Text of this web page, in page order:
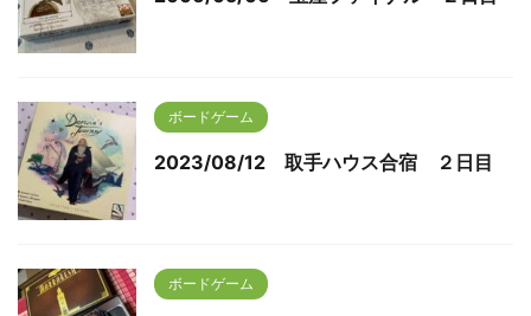
ボードゲーム
2023/08/12 取手ハウス合宿 ２日目
ボードゲーム